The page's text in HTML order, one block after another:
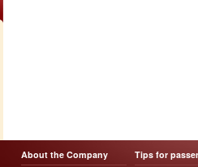
About the Company Tips for